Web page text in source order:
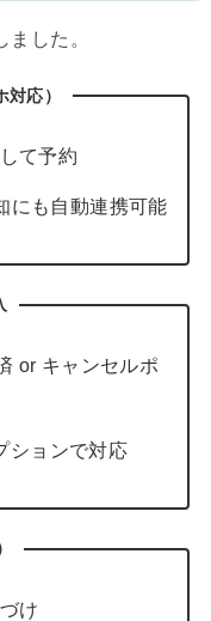
した。
応）
て予約
にも自動連携可能
or キャンセルポ
ションで対応
け